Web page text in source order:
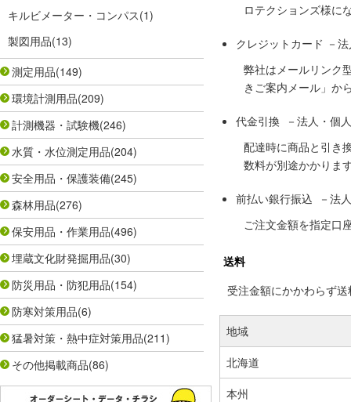
キルビメーター・コンパス(1)
製図用品(13)
測定用品(149)
環境計測用品(209)
計測機器・試験機(246)
水質・水位測定用品(204)
安全用品・保護装備(245)
森林用品(276)
保安用品・作業用品(496)
埋蔵文化財発掘用品(30)
防災用品・防犯用品(154)
防寒対策用品(6)
猛暑対策・熱中症対策用品(211)
その他掲載商品(86)
ロテクションズ様に
クレジットカード －
弊社はメールリンク
きご案内メール」か
代金引換 －法人・個
配達時に商品と引き
数料が別途かかりま
前払い銀行振込 －法
ご注文金額を指定口
送料
受注金額にかかわらず
地域
北海道
本州